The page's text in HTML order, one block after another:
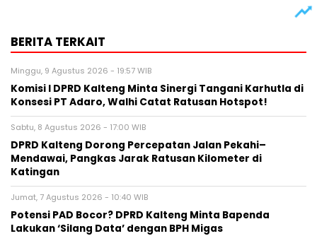
BERITA TERKAIT
Minggu, 9 Agustus 2026 - 19:57 WIB
Komisi I DPRD Kalteng Minta Sinergi Tangani Karhutla di
Konsesi PT Adaro, Walhi Catat Ratusan Hotspot!
Sabtu, 8 Agustus 2026 - 17:00 WIB
DPRD Kalteng Dorong Percepatan Jalan Pekahi–
Mendawai, Pangkas Jarak Ratusan Kilometer di
Katingan
Jumat, 7 Agustus 2026 - 10:40 WIB
Potensi PAD Bocor? DPRD Kalteng Minta Bapenda
Lakukan ‘Silang Data’ dengan BPH Migas